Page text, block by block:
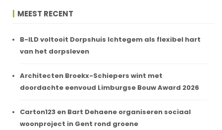
MEEST RECENT
B-ILD voltooit Dorpshuis Ichtegem als flexibel hart
van het dorpsleven
Architecten Broekx-Schiepers wint met
doordachte eenvoud Limburgse Bouw Award 2026
Carton123 en Bart Dehaene organiseren sociaal
woonproject in Gent rond groene